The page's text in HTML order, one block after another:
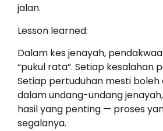
jalan.
Lesson learned:
Dalam kes jenayah,
“pukul rata”. Setiap kesalahan
Setiap pertuduhan mesti boleh
dalam undang-undang
hasil yang penting — proses
segalanya.